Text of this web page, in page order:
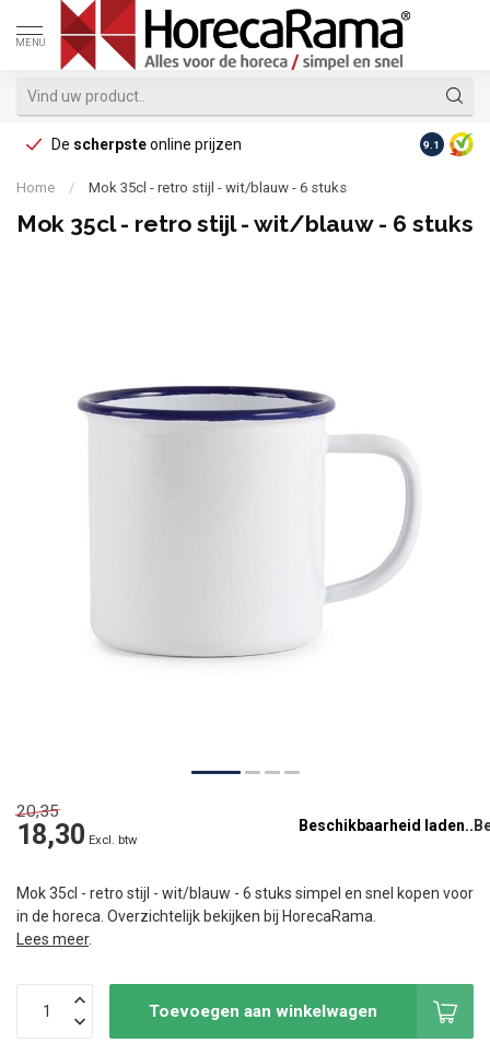
MENU
De scherpsteonline prijzen Op
9.1
Home / Mok 35cl - retro stijl - wit/blauw - 6 stuks
Mok 35cl - retro stijl - wit/blauw - 6 stuks
20,35
18,30 Excl. btw
Beschikbaarheid laden..
Mok 35cl - retro stijl - wit/blauw - 6 stuks simpel en snel kopen voor
in de horeca. Overzichtelijk bekijken bij HorecaRama.
Lees meer.
Toevoegen aan winkelwagen